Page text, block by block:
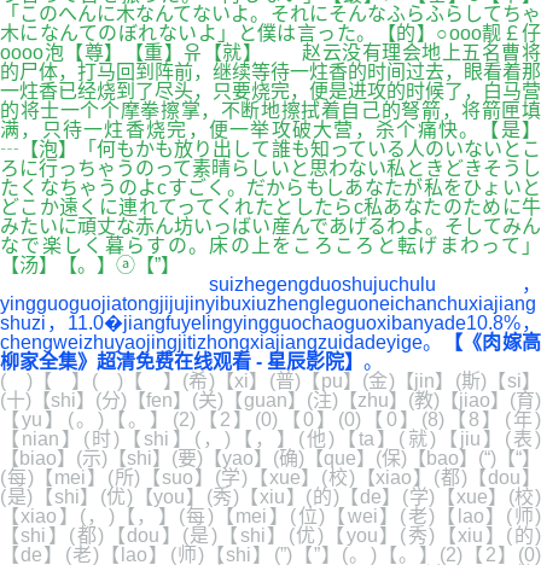
「このへんに木なんてないよ。それにそんなふらふらしてちゃ
木になんてのぼれないよ」と僕は言った。【的】○оοo靓￡仔
oοоo泡【尊】【重】유【就】 赵云没有理会地上五名曹将
的尸体，打马回到阵前，继续等待一炷香的时间过去，眼看着那
一炷香已经烧到了尽头，只要烧完，便是进攻的时候了，白马营
的将士一个个摩拳擦掌，不断地擦拭着自己的弩箭，将箭匣填
满，只待一炷香烧完，便一举攻破大营，杀个痛快。【是】
┄【泡】「何もかも放り出して誰も知っている人のいないとこ
ろに行っちゃうのって素晴らしいと思わない私ときどきそうし
たくなちゃうのよcすごく。だからもしあなたが私をひょいと
どこか遠くに連れてってくれたとしたらc私あなたのために牛
みたいに頑丈な赤ん坊いっばい産んであげるわよ。そしてみん
なで楽しく暮らすの。床の上をころころと転げまわって」
【汤】【。】ⓐ【”】
suizhegengduoshujuchulu，
yingguoguojiatongjijujinyibuxiuzhengleguoneichanchuxiajiang
shuzi，11.0�jiangfuyelingyingguochaoguoxibanyade10.8%，
chengweizhuyaojingjitizhongxiajiangzuidadeyige。
【《肉嫁高
柳家全集》超清免费在线观看 - 星辰影院】 。
( )【 】( )【 】(希)【xi】(普)【pu】(金)【jin】(斯)【si】
(十)【shi】(分)【fen】(关)【guan】(注)【zhu】(教)【jiao】(育)
【yu】(。)【。】(2)【2】(0)【0】(0)【0】(8)【8】(年)
【nian】(时)【shi】(，)【，】(他)【ta】(就)【jiu】(表)
【biao】(示)【shi】(要)【yao】(确)【que】(保)【bao】(“)【“】
(每)【mei】(所)【suo】(学)【xue】(校)【xiao】(都)【dou】
(是)【shi】(优)【you】(秀)【xiu】(的)【de】(学)【xue】(校)
【xiao】(，)【，】(每)【mei】(位)【wei】(老)【lao】(师)
【shi】(都)【dou】(是)【shi】(优)【you】(秀)【xiu】(的)
【de】(老)【lao】(师)【shi】(”)【”】(。)【。】(2)【2】(0)